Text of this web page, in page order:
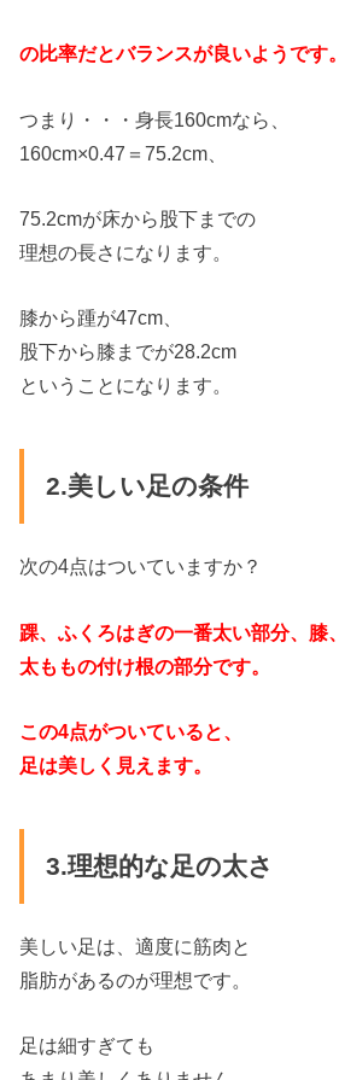
の比率だとバランスが良いようです。
つまり・・・身長160cmなら、
160cm×0.47＝75.2cm、
75.2cmが床から股下までの
理想の長さになります。
膝から踵が47cm、
股下から膝までが28.2cm
ということになります。
2.美しい足の条件
次の4点はついていますか？
踝、ふくろはぎの一番太い部分、膝、
太ももの付け根の部分です。
この4点がついていると、
足は美しく見えます。
3.理想的な足の太さ
美しい足は、適度に筋肉と
脂肪があるのが理想です。
足は細すぎても